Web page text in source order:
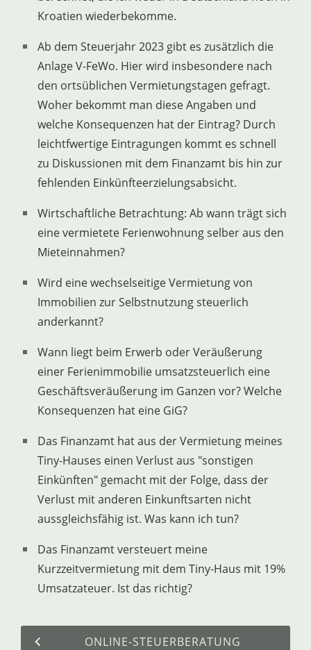
Kroatien wiederbekomme.
Ab dem Steuerjahr 2023 gibt es zusätzlich die
Anlage V-FeWo. Hier wird insbesondere nach
den ortsüblichen Vermietungstagen gefragt.
Woher bekommt man diese Angaben und
welche Konsequenzen hat der Eintrag? Durch
leichtfwertige Eintragungen kommt es schnell
zu Diskussionen mit dem Finanzamt bis hin zur
fehlenden Einkünfteerzielungsabsicht.
Wirtschaftliche Betrachtung: Ab wann trägt sich
eine vermietete Ferienwohnung selber aus den
Mieteinnahmen?
Wird eine wechselseitige Vermietung von
Immobilien zur Selbstnutzung steuerlich
anderkannt?
Wann liegt beim Erwerb oder Veräußerung
einer Ferienimmobilie umsatzsteuerlich eine
Geschäftsveräußerung im Ganzen vor? Welche
Konsequenzen hat eine GiG?
Das Finanzamt hat aus der Vermietung meines
Tiny-Hauses einen Verlust aus "sonstigen
Einkünften" gemacht mit der Folge, dass der
Verlust mit anderen Einkunftsarten nicht
aussgleichsfähig ist. Was kann ich tun?
Das Finanzamt versteuert meine
Kurzzeitvermietung mit dem Tiny-Haus mit 19%
Umsatzateuer. Ist das richtig?
ONLINE-STEUERBERATUNG